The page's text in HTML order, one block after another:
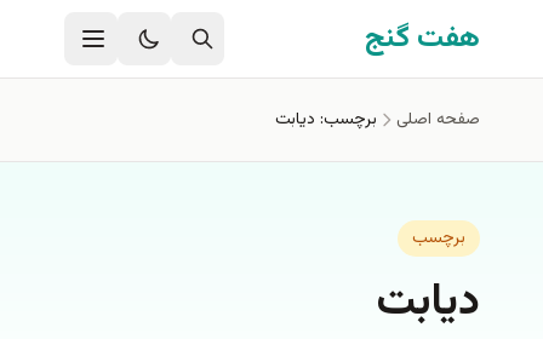
رفتن به محتوای اصلی
هفت گنج
صفحه اصلی برچسب: دیابت
برچسب
دیابت